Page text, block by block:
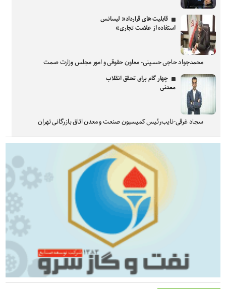
قابلیت های قرارداد« لیسانس
استفاده از علامت تجاری»
محمدجواد حاجی حسینی- معاون حقوقی و امور مجلس وزارت صمت
چهار گام برای تحقق انقلاب
معدنی
سجاد غرقی-نایب‌رئیس کمیسیون صنعت و معدن اتاق بازرگانی تهران